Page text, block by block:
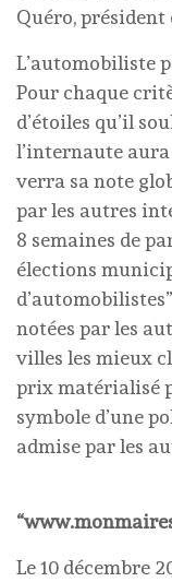
Quéro, président
L’automobiliste
Pour chaque
d’étoiles qu’il
l’internaute
verra sa note
par les autres
8 semaines de
élections
notées par les
villes les mieux
prix matérialisé
symbole d’une
admise par les
Le 10 décembre